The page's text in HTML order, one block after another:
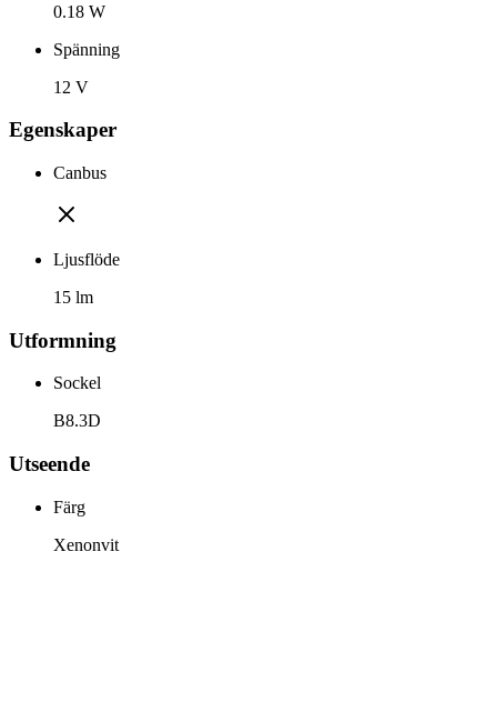
0.18 W
Spänning
12 V
Egenskaper
Canbus
Ljusflöde
15 lm
Utformning
Sockel
B8.3D
Utseende
Färg
Xenonvit